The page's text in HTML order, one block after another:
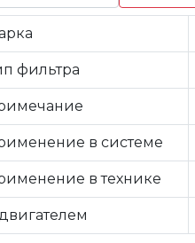
фильтра
в системе
в технике